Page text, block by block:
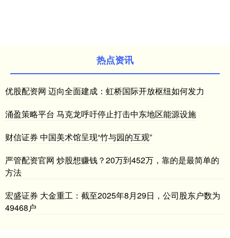
热点资讯
优股配资网 迈向全面建成：虹桥国际开放枢纽如何发力
涌盈策略平台 马克龙呼吁停止打击中东地区能源设施
财信证券 中国美术馆呈现“竹与园的互观”
严管配资官网 炒股想赚钱？20万到452万，靠的是最简单的
方法
宏盛证券 大金重工：截至2025年8月29日，公司股东户数为
49468户